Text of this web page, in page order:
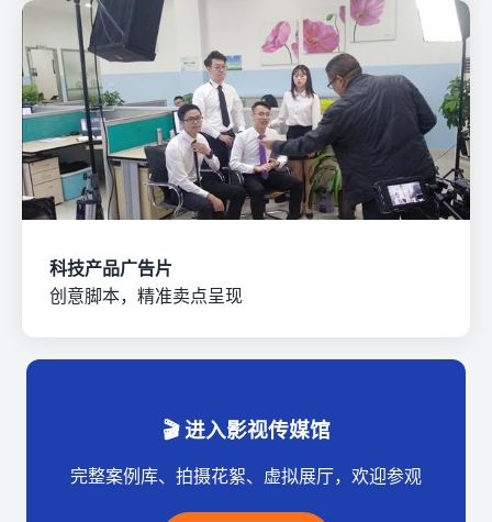
科技产品广告片
创意脚本，精准卖点呈现
🎬 进入影视传媒馆
完整案例库、拍摄花絮、虚拟展厅，欢迎参观